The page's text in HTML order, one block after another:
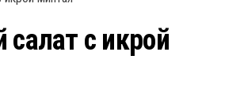
с икрой